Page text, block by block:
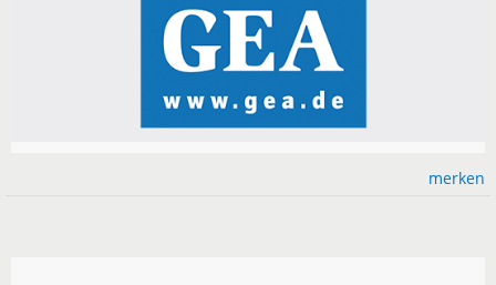
merken